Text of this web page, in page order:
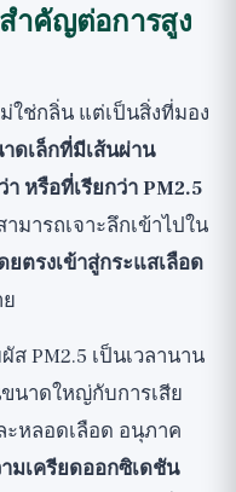
ำคัญต่อการสูง
ช่กลิ่น แต่เป็นสิ่งที่มอง
ดเล็กที่มีเส้นผ่าน
หรือที่เรียกว่า PM2.5
มารถเจาะลึกเข้าไปใน
ยตรงเข้าสู่กระแสเลือด
ส PM2.5 เป็นเวลานาน
นาดใหญ่กับการเสีย
หลอดเลือด อนุภาค
มเครียดออกซิเดชัน